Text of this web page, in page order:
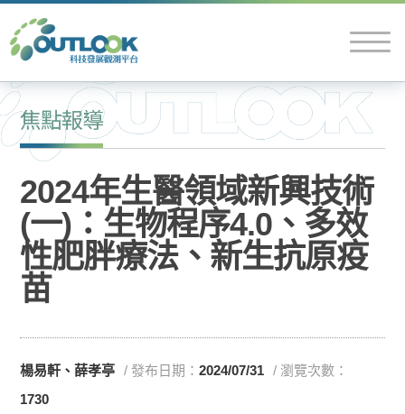
焦點報導
2024年生醫領域新興技術
(一)：生物程序4.0、多效
性肥胖療法、新生抗原疫
苗
楊易軒、薛孝亭 / 發布日期：2024/07/31
/ 瀏覽次數：
1730